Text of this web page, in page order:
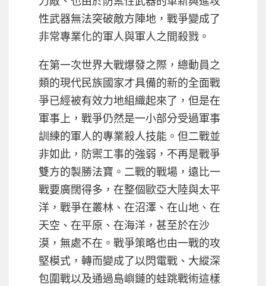
性武器無法突破敵方陣地，戰爭變成了
非常專業化的軍人與軍人之間殺戮。
在第一次世界大戰爆發之際，總動員之
類的現代民族國家才具備的新的全面戰
爭已經被有效力地組織起來了，但是在
軍事上，戰爭仍然是一小部分受過軍事
訓練的軍人的專業殺人技能。但二戰並
非如此，防禦工事的強弱，不再是戰爭
雙方的製勝法寶。二戰的戰場，遠比一
戰要廣闊得多，在整個歐亞大陸與太平
洋，戰爭在叢林、在沼澤、在山地、在
天空、在平原、在海洋，甚至於在沙
漠，無處不在。戰爭策略也由一戰的攻
堅模式，轉而變成了以閃電戰、大縱深
包圍戰以及通過島嶼鏈的蛙跳戰術這樣